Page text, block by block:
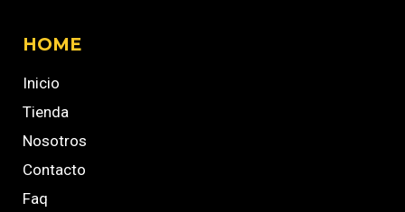
HOME
Inicio
Tienda
Nosotros
Contacto
Faq